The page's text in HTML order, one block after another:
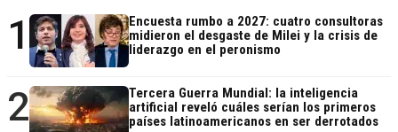
1
Encuesta rumbo a 2027: cuatro consultoras
midieron el desgaste de Milei y la crisis de
liderazgo en el peronismo
2
Tercera Guerra Mundial: la inteligencia
artificial reveló cuáles serían los primeros
países latinoamericanos en ser derrotados